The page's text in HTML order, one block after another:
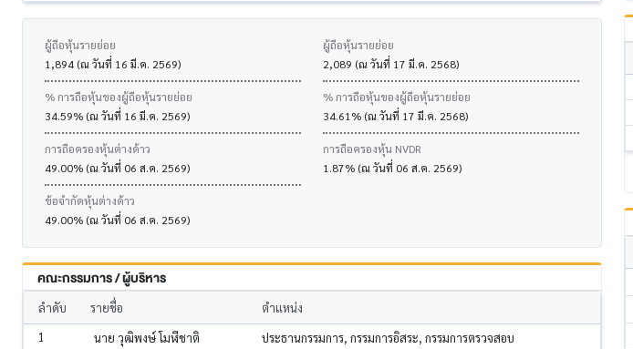
ผู้ถือหุ้นรายย่อย
1,894 (ณ วันที่ 16 มี.ค. 2569)
% การถือหุ้นของผู้ถือหุ้นรายย่อย
34.59% (ณ วันที่ 16 มี.ค. 2569)
การถือครองหุ้นต่างด้าว
49.00% (ณ วันที่ 06 ส.ค. 2569)
ข้อจำกัดหุ้นต่างด้าว
49.00% (ณ วันที่ 06 ส.ค. 2569)
ผู้ถือหุ้นรายย่อย
2,089 (ณ วันที่ 17 มี.ค. 2568)
% การถือหุ้นของผู้ถือหุ้นรายย่อย
34.61% (ณ วันที่ 17 มี.ค. 2568)
การถือครองหุ้น NVDR
1.87% (ณ วันที่ 06 ส.ค. 2569)
คณะกรรมการ / ผู้บริหาร
ลำดับ รายชื่อ
ตำแหน่ง
1
นาย วุฒิพงษ์ โมฬีชาติ
ประธานกรรมการ, กรรมการอิสระ, กรรมการตรวจสอบ